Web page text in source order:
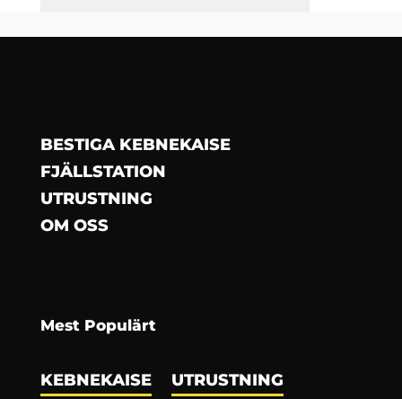
BESTIGA KEBNEKAISE
FJÄLLSTATION
UTRUSTNING
OM OSS
Mest Populärt
KEBNEKAISE
UTRUSTNING